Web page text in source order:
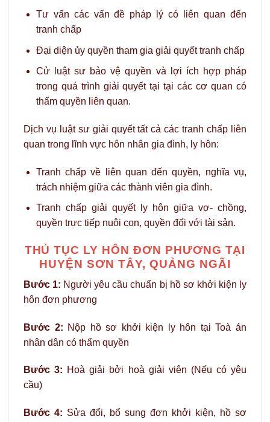
Tư vấn các vấn đề pháp lý có liên quan đến
tranh chấp
Đại diện ủy quyền tham gia giải quyết tranh chấp
Cử luật sư bảo vệ quyền và lợi ích hợp pháp
trong quá trình giải quyết tại tại các cơ quan có
thẩm quyền liên quan.
Dịch vụ luật sư giải quyết tất cả các tranh chấp liên
quan trong lĩnh vực hôn nhân gia đình, ly hôn:
Tranh chấp về liên quan đến quyền, nghĩa vụ,
trách nhiệm giữa các thành viên gia đình.
Tranh chấp giải quyết ly hôn giữa vợ- chồng,
quyền trực tiếp nuôi con, quyền đối với tài sản.
THỦ TỤC LY HÔN ĐƠN PHƯƠNG TẠI
HUYỆN SƠN TÂY, QUẢNG NGÃI
Bước 1: Người yêu cầu chuẩn bị hồ sơ khởi kiện ly
hôn đơn phương
Bước 2: Nộp hồ sơ khởi kiện ly hôn tại Toà án
nhân dân có thẩm quyền
Bước 3: Hoà giải bởi hoà giải viên (Nếu có yêu
cầu)
Bước 4: Sửa đổi, bổ sung đơn khởi kiện, hồ sơ